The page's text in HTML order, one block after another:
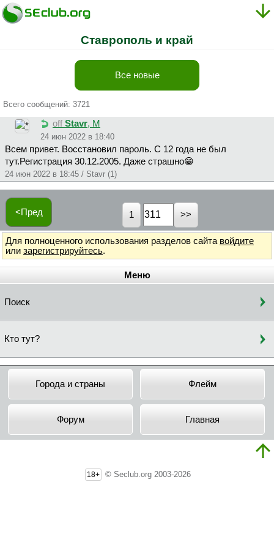
Ставрополь и край
Все новые
Всего сообщений: 3721
off Stavr, М
24 июн 2022 в 18:40
Всем привет. Восстановил пароль. С 12 года не был
тут.Регистрация 30.12.2005. Даже страшно😁
24 июн 2022 в 18:45 / Stavr (1)
<Пред 1
Для полноценного использования разделов сайта войдите
или зарегистрируйтесь.
Меню
Поиск
Кто тут?
Города и страны Флейм
Форум Главная
18+ © Seclub.org 2003-2026